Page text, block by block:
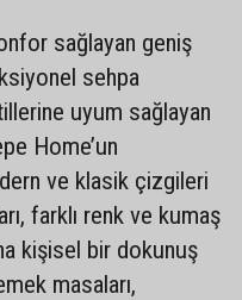
sağlayan geniş
sehpa
uyum sağlayan
Home’un
ve klasik çizgileri
farklı renk ve kumaş
kişisel bir dokunuş
masaları,